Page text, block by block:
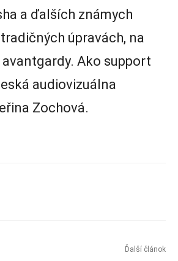
a ďalších známych
úpravách, na
Ako support
audiovizuálna
Zochová.
Ďalší článok